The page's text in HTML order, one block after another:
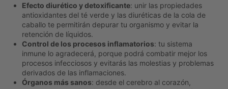
Efecto diurético y detoxificante: unir las propiedades
antioxidantes del té verde y las diuréticas de la cola de
caballo te permitirán depurar tu organismo y evitar la
retención de líquidos.
Control de los procesos inflamatorios: tu sistema
inmune lo agradecerá, porque podrá combatir mejor los
procesos infecciosos y evitarás las molestias y problemas
derivados de las inflamaciones.
Órganos más sanos: desde el cerebro al corazón,